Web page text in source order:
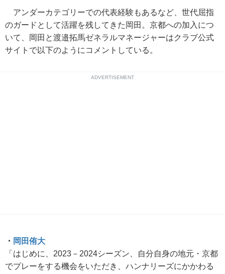
アンダーカテゴリーでの代表経験もあるなど、世代屈指
のガードとして活躍を残してきた岡田。京都への加入につ
いて、岡田と渡邉拓馬ゼネラルマネージャーはクラブ公式
サイトで以下のようにコメントしている。
ADVERTISEMENT
・ 岡田侑大
「はじめに、2023－2024シーズン、自分自身の地元・京都
でプレーをする機会をいただき、ハンナリーズにかかわる